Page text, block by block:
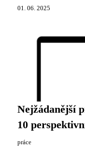
01. 06. 2025
Nejžádanější
10
práce